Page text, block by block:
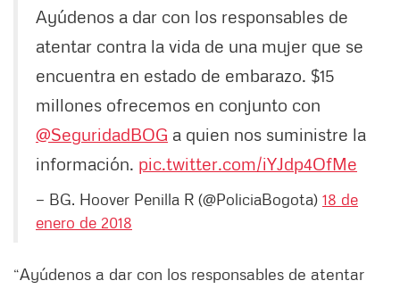
Ayúdenos a dar con los responsables de
atentar contra la vida de una mujer que se
encuentra en estado de embarazo. $15
millones ofrecemos en conjunto con
@SeguridadBOG a quien nos suministre la
información. pic.twitter.com/iYJdp4OfMe
— BG. Hoover Penilla R (@PoliciaBogota) 18 de
enero de 2018
“Ayúdenos a dar con los responsables de atentar